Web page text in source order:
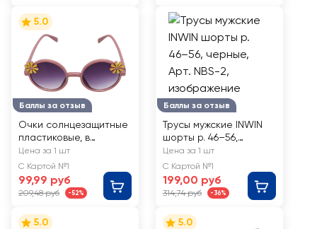
Баллы за отзыв
5.0
Очки солнцезащитные
пластиковые, в
ассортименте, Арт.
YJ034256034
Цена за 1 шт
С Картой №1
99,99 руб
209,48 руб -52%
Баллы за отзыв
Трусы мужские INWIN
шорты р. 46–56,
черные, Арт. NBS-2
Цена за 1 шт
С Картой №1
199,00 руб
314,74 руб -36%
5.0 5.0